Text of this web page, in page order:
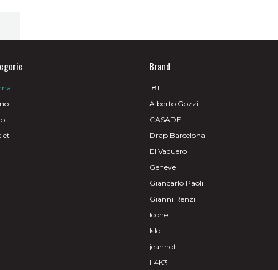
Brand
181
Alberto Gozzi
CASADEI
Drap Barcelona
El Vaquero
Geneve
Giancarlo Paoli
Gianni Renzi
Icone
Islo
jeannot
L4K3